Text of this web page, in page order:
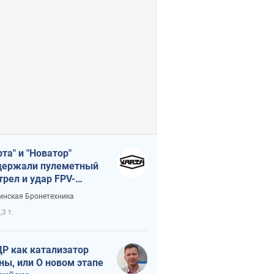
и "Новатор"
пулеметный
и удар FPV-
сохранив жизнь
Бронетехника
т.
как катализатор
или О новом этапе